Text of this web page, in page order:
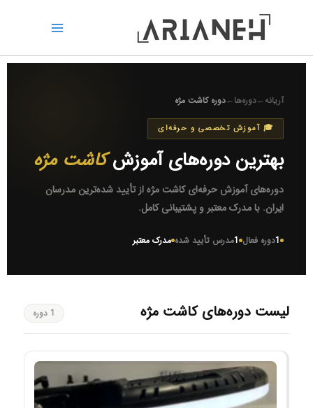
آریانه←دوره‌ها←دوره کاشت مژه
🎓 آموزش تخصصی و حرفه‌ای
بهترین دوره‌های آموزشکاشت مژه
دوره‌های آموزش حرفه‌ای کاشت مژه از تأیید شده‌ترین مدرسان
ایران. با مدرک معتبر و پشتیبانی کامل.
1دوره فعال 1مدرس تأیید شده مدرک معتبر
لیست دوره‌های کاشت مژه 1 دوره